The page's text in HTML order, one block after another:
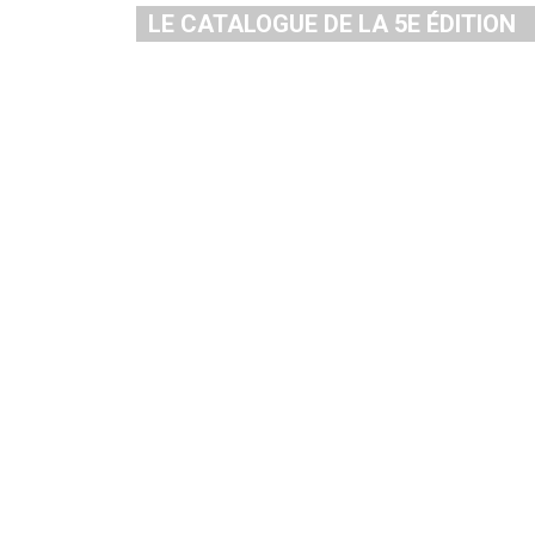
LE CATALOGUE DE LA 5E ÉDITION